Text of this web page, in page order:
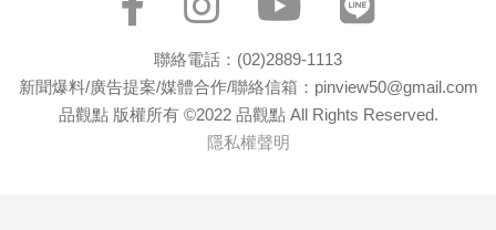
理
聯絡電話：(02)2889-1113
新聞爆料/廣告提案/媒體合作/聯絡信箱：pinview50@gmail.com
品觀點 版權所有 ©2022 品觀點 All Rights Reserved.
隱私權聲明